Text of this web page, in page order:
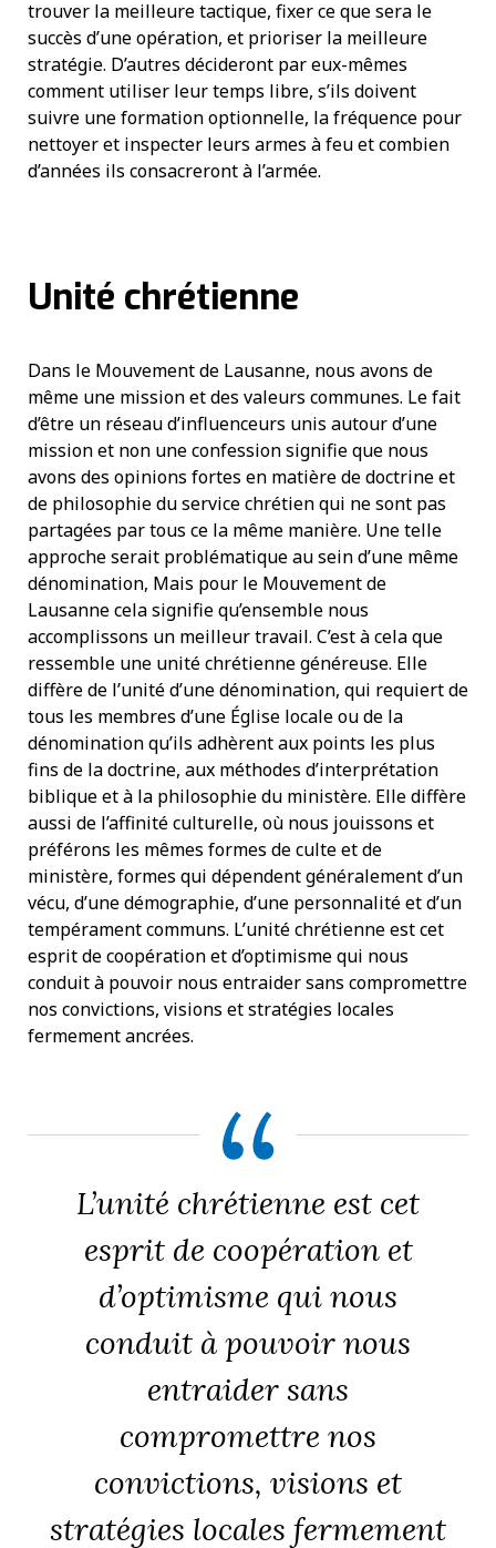
trouver la meilleure tactique, fixer ce que sera le
succès d’une opération, et prioriser la meilleure
stratégie. D’autres décideront par eux-mêmes
comment utiliser leur temps libre, s’ils doivent
suivre une formation optionnelle, la fréquence pour
nettoyer et inspecter leurs armes à feu et combien
d’années ils consacreront à l’armée.
Unité chrétienne
Dans le Mouvement de Lausanne, nous avons de
même une mission et des valeurs communes. Le fait
d’être un réseau d’influenceurs unis autour d’une
mission et non une confession signifie que nous
avons des opinions fortes en matière de doctrine et
de philosophie du service chrétien qui ne sont pas
partagées par tous ce la même manière. Une telle
approche serait problématique au sein d’une même
dénomination, Mais pour le Mouvement de
Lausanne cela signifie qu’ensemble nous
accomplissons un meilleur travail. C’est à cela que
ressemble une unité chrétienne généreuse. Elle
diffère de l’unité d’une dénomination, qui requiert de
tous les membres d’une Église locale ou de la
dénomination qu’ils adhèrent aux points les plus
fins de la doctrine, aux méthodes d’interprétation
biblique et à la philosophie du ministère. Elle diffère
aussi de l’affinité culturelle, où nous jouissons et
préférons les mêmes formes de culte et de
ministère, formes qui dépendent généralement d’un
vécu, d’une démographie, d’une personnalité et d’un
tempérament communs. L’unité chrétienne est cet
esprit de coopération et d’optimisme qui nous
conduit à pouvoir nous entraider sans compromettre
nos convictions, visions et stratégies locales
fermement ancrées.
L’unité chrétienne est cet
esprit de coopération et
d’optimisme qui nous
conduit à pouvoir nous
entraider sans
compromettre nos
convictions, visions et
stratégies locales fermement